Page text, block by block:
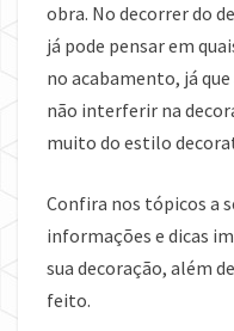
obra. No decorrer do
já pode pensar em
no acabamento, já
não interferir na
muito do estilo
Confira nos tópicos a
informações e dicas
sua decoração, além
feito.